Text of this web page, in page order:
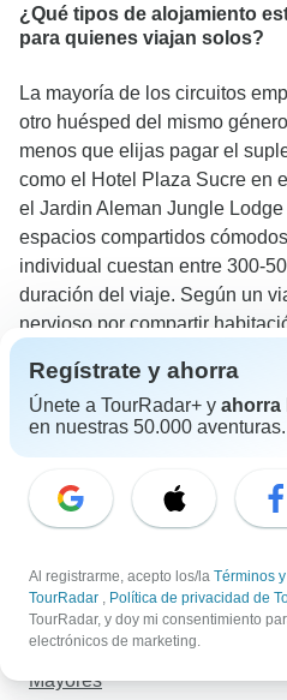
¿Qué tipos de alojamiento
para quienes viajan solos?
La mayoría de los circuitos
otro huésped del mismo
menos que elijas pagar el
como el Hotel Plaza Sucre en
el Jardin Aleman Jungle
espacios compartidos
individual cuestan entre 300-
duración del viaje. Según un
nervioso por compartir
cuarto se convirtió en un gran
experiencia social."
Circuitos Pacífico
Circuitos Selva Amazónica
circuitos para Adultos jóvenes
Viajeros en Solitario
Adultos jóvenes
Mayores
Regístrate y ahorra
Únete a TourRadar+ y ahorra
en nuestras 50.000 aventuras.
Al registrarme, acepto los/la Términos
TourRadar , Política de privacidad de
TourRadar, y doy mi consentimiento
electrónicos de marketing.